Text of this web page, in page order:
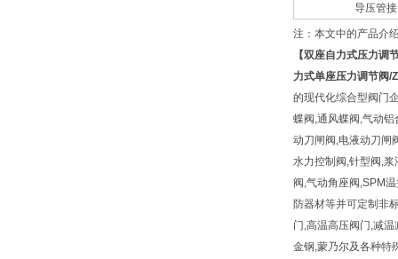
导压管
注：本文中的产品介
【双座自力式压力调
力式单座压力调节阀/
的现代化综合型阀门
蝶阀,通风蝶阀,气动
动刀闸阀,电液动刀闸
水力控制阀,针型阀,
阀,气动角座阀,SPM
防器材等并可定制非
门,高温高压阀门,减
金钢,蒙乃尔及各种特